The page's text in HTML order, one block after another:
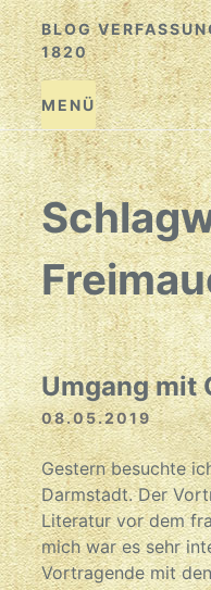
Zum
Inhalt
springen
BLOG
1820
MENÜ
Umgang mit
08.05.2019
Gestern besuchte
Darmstadt. Der
Literatur vor dem
mich war es sehr
Vortragende mit